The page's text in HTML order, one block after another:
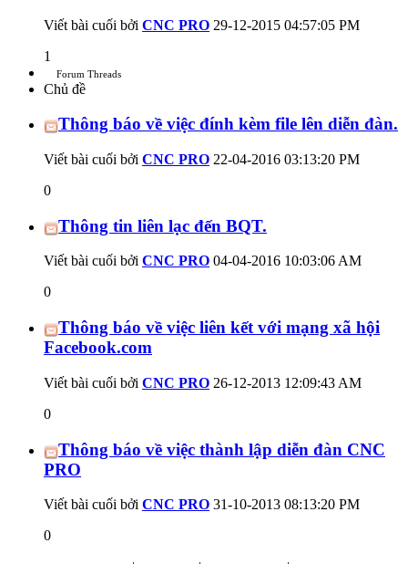
Viết bài cuối bởi CNC PRO 29-12-2015 04:57:05 PM
1
Forum Threads
Chủ đề
Thông báo về việc đính kèm file lên diễn đàn.
Viết bài cuối bởi CNC PRO 22-04-2016 03:13:20 PM
0
Thông tin liên lạc đến BQT.
Viết bài cuối bởi CNC PRO 04-04-2016 10:03:06 AM
0
Thông báo về việc liên kết với mạng xã hội
Facebook.com
Viết bài cuối bởi CNC PRO 26-12-2013 12:09:43 AM
0
Thông báo về việc thành lập diễn đàn CNC
PRO
Viết bài cuối bởi CNC PRO 31-10-2013 08:13:20 PM
0